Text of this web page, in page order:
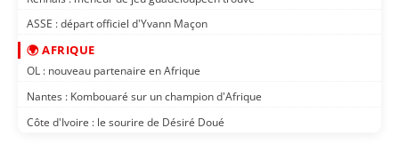
ASSE : départ officiel d'Yvann Maçon
🌍 AFRIQUE
OL : nouveau partenaire en Afrique
Nantes : Kombouaré sur un champion d'Afrique
Côte d'Ivoire : le sourire de Désiré Doué